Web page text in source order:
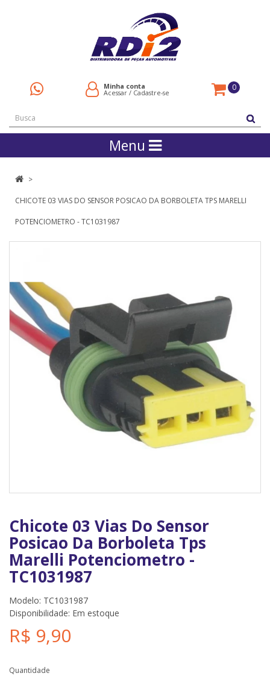
Minha conta
Acessar / Cadastre-se
0
Menu
CHICOTE 03 VIAS DO SENSOR POSICAO DA BORBOLETA TPS MARELLI
POTENCIOMETRO - TC1031987
Chicote 03 Vias Do Sensor
Posicao Da Borboleta Tps
Marelli Potenciometro -
TC1031987
Modelo: TC1031987
Disponibilidade: Em estoque
R$ 9,90
Quantidade